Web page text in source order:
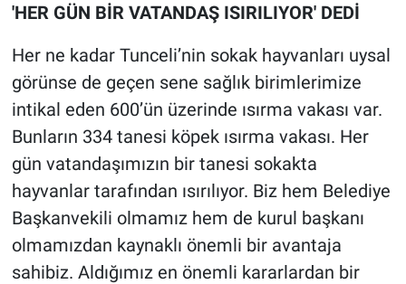
'HER GÜN BİR VATANDAŞ ISIRILIYOR' DEDİ
Her ne kadar Tunceli’nin sokak hayvanları uysal
görünse de geçen sene sağlık birimlerimize
intikal eden 600’ün üzerinde ısırma vakası var.
Bunların 334 tanesi köpek ısırma vakası. Her
gün vatandaşımızın bir tanesi sokakta
hayvanlar tarafından ısırılıyor. Biz hem Belediye
Başkanvekili olmamız hem de kurul başkanı
olmamızdan kaynaklı önemli bir avantaja
sahibiz. Aldığımız en önemli kararlardan bir